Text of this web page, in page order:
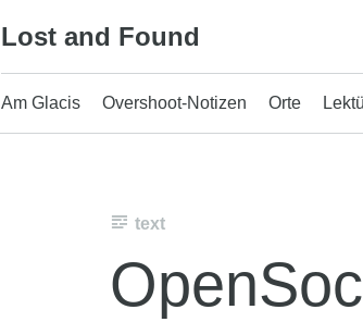
Lost and Found
Am Glacis Overshoot-Notizen Orte
text